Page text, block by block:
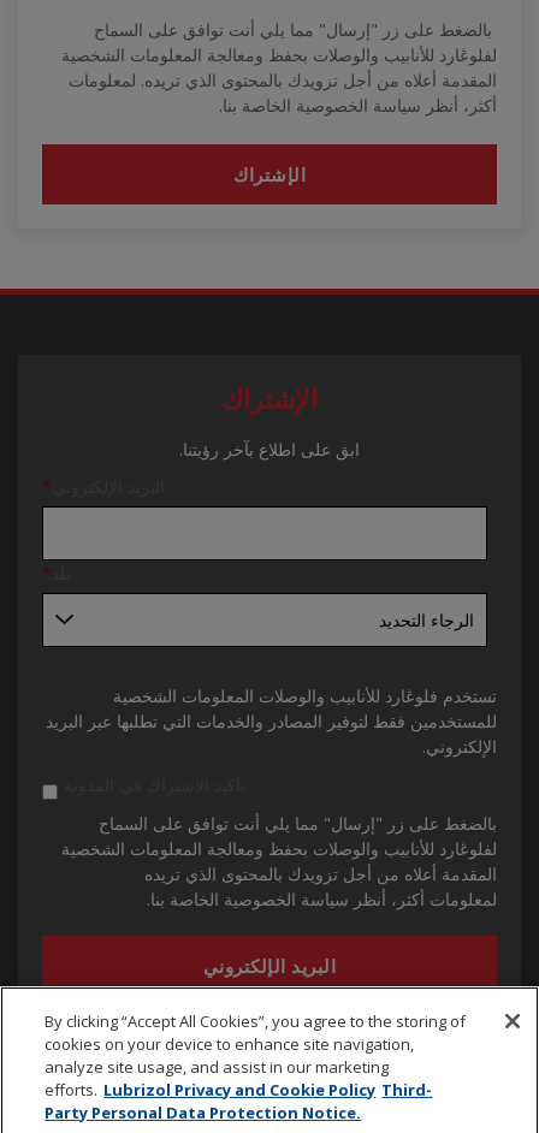
بالضغط على زر "إرسال" مما يلي أنت توافق على السماح
لفلوڠارد للأنابيب والوصلات بحفظ ومعالجة المعلومات الشخصية
المقدمة أعلاه من أجل تزويدك بالمحتوى الذي تريده. لمعلومات
أكثر، أنظر سياسة الخصوصية الخاصة بنا.
الإشتراك
ابق على اطلاع بآخر رؤيتنا.
*
*
تستخدم فلوڠارد للأنابيب والوصلات المعلومات الشخصية
للمستخدمين فقط لتوفير المصادر والخدمات التي تطلبها عبر البريد
الإلكتروني.
بالضغط على زر "إرسال" مما يلي أنت توافق على السماح
لفلوڠارد للأنابيب والوصلات بحفظ ومعالجة المعلومات الشخصية
المقدمة أعلاه من أجل تزويدك بالمحتوى الذي تريده
لمعلومات أكثر، أنظر سياسة الخصوصية الخاصة بنا.
By clicking “Accept All Cookies”, you agree to the storing of
cookies on your device to enhance site navigation,
analyze site usage, and assist in our marketing
efforts. Lubrizol Privacy and Cookie Policy Third-
Party Personal Data Protection Notice.